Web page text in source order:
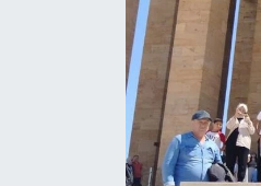
Resmi ilanlar